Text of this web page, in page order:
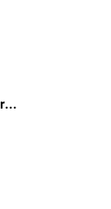
Dr. med. Norbert Ostendorf